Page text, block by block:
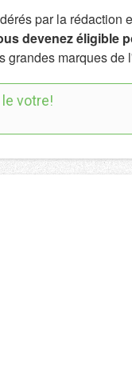
par la rédaction
devenez éligible
grandes marques de
votre!